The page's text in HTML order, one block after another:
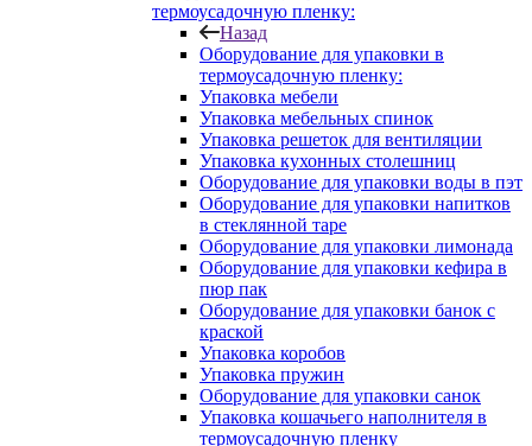
термоусадочную пленку:
Назад
Оборудование для упаковки в
термоусадочную пленку:
Упаковка мебели
Упаковка мебельных спинок
Упаковка решеток для вентиляции
Упаковка кухонных столешниц
Оборудование для упаковки воды в пэт
Оборудование для упаковки напитков
в стеклянной таре
Оборудование для упаковки лимонада
Оборудование для упаковки кефира в
пюр пак
Оборудование для упаковки банок с
краской
Упаковка коробов
Упаковка пружин
Оборудование для упаковки санок
Упаковка кошачьего наполнителя в
термоусадочную пленку